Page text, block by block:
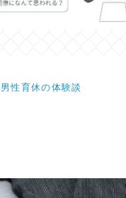
男性育休の体験談